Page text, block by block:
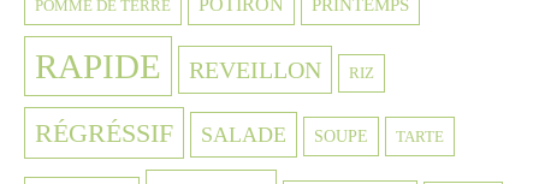
POMME DE TERRE PRINTEMPS
RAPIDE REVEILLON RIZ
RÉGRÉSSIF SALADE SOUPE TARTE